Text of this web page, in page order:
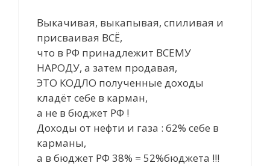
Выкачивая, выкапывая, спиливая и
присваивая ВСЁ,
что в РФ принадлежит ВСЕМУ
НАРОДУ, а затем продавая,
ЭТО КОДЛО полученные доходы
кладёт себе в карман,
а не в бюджет РФ !
Доходы от нефти и газа : 62% себе в
карманы,
а в бюджет РФ 38% = 52%бюджета !!!